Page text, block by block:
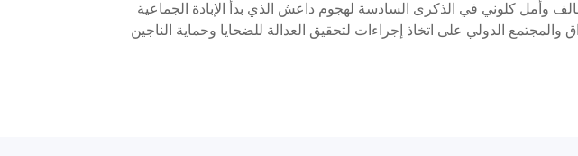
وأمل كلوني في الذكرى السادسة لهجوم داعش الذي بدأ الإبادة الجماعية
الدولي على اتخاذ إجراءات لتحقيق العدالة للضحايا وحماية الناجين